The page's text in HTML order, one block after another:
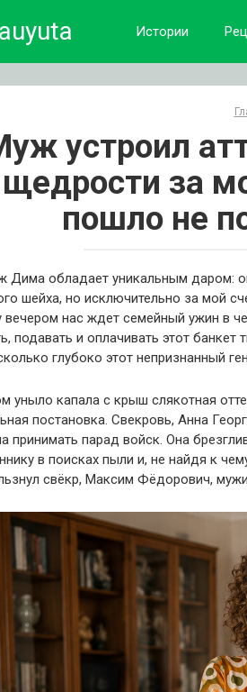
Истории
устроил
щедрости за
пошло не
Дима обладает уникальным даром:
шейха, но исключительно за мой
вечером нас ждет семейный ужин в
подавать и оплачивать этот
глубоко этот непризнанный
уныло капала с крыш слякотная
постановка. Свекровь, Анна
принимать парад войск. Она
в поисках пыли и, не найдя к
свёкр, Максим Фёдорович,